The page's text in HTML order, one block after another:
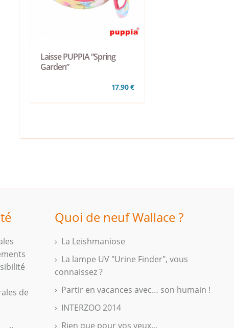
Laisse PUPPIA “Spring
Garden”
17,90 €
de
Quoi de neuf Wallace ?
La Leishmaniose
La lampe UV "Urine Finder", vous
connaissez ?
Partir en vacances avec… son humain !
INTERZOO 2014
Rien que pour vos yeux...